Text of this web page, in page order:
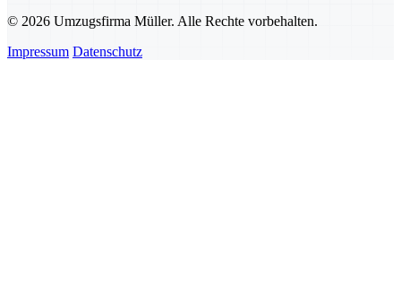
© 2026 Umzugsfirma Müller. Alle Rechte vorbehalten.
Impressum Datenschutz